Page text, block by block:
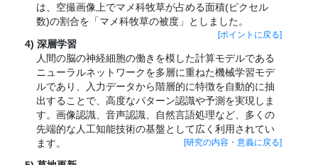
は、空撮画像上でマメ科牧草が占める面積(ピクセル
数)の割合を「マメ科牧草の被度」としました。
[ポイントに戻る]
深層学習
人間の脳の神経細胞の働きを模した計算モデルである
ニューラルネットワークを多層に重ねた機械学習モデ
ルであり、入力データから階層的に特徴を自動的に抽
出することで、高度なパターン認識や予測を実現しま
す。画像認識、音声認識、自然言語処理など、多くの
先端的な人工知能技術の基盤として広く利用されてい
ます。
[研究の内容・意義に戻る]